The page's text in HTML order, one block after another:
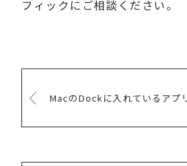
フィックにご相談ください。
MacのDockに入れているアプ